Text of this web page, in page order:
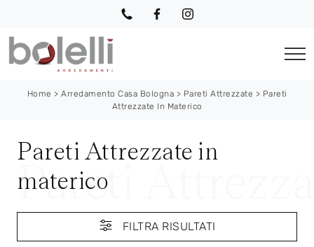
Home > Arredamento Casa Bologna > Pareti Attrezzate > Pareti
Attrezzate In Materico
Pareti Attrezzate in
materico
FILTRA RISULTATI